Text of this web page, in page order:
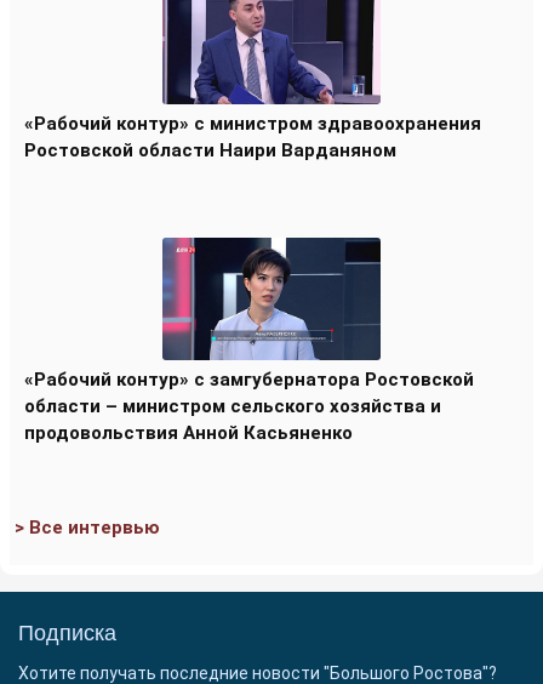
«Рабочий контур» с министром здравоохранения
Ростовской области Наири Варданяном
«Рабочий контур» с замгубернатора Ростовской
области – министром сельского хозяйства и
продовольствия Анной Касьяненко
> Все интервью
Подписка
Хотите получать последние новости "Большого Ростова"?